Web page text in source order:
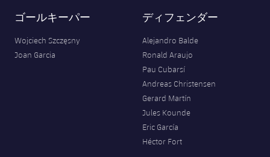
ゴールキーパー
Wojciech Szczęsny
Joan Garcia
ディフェンダー
Alejandro Balde
Ronald Araujo
Pau Cubarsí
Andreas Christensen
Gerard Martín
Jules Kounde
Eric García
Héctor Fort